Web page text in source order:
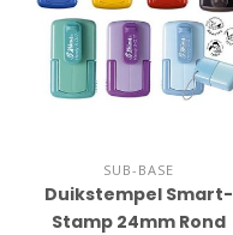
SUB-BASE
Duikstempel Smart-
Stamp 24mm Rond